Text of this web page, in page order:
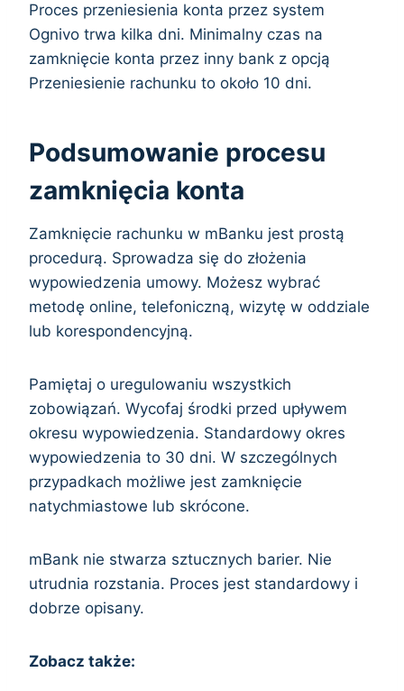
Proces przeniesienia konta przez system
Ognivo trwa kilka dni. Minimalny czas na
zamknięcie konta przez inny bank z opcją
Przeniesienie rachunku to około 10 dni.
Podsumowanie procesu
zamknięcia konta
Zamknięcie rachunku w mBanku jest prostą
procedurą. Sprowadza się do złożenia
wypowiedzenia umowy. Możesz wybrać
metodę online, telefoniczną, wizytę w oddziale
lub korespondencyjną.
Pamiętaj o uregulowaniu wszystkich
zobowiązań. Wycofaj środki przed upływem
okresu wypowiedzenia. Standardowy okres
wypowiedzenia to 30 dni. W szczególnych
przypadkach możliwe jest zamknięcie
natychmiastowe lub skrócone.
mBank nie stwarza sztucznych barier. Nie
utrudnia rozstania. Proces jest standardowy i
dobrze opisany.
Zobacz także: